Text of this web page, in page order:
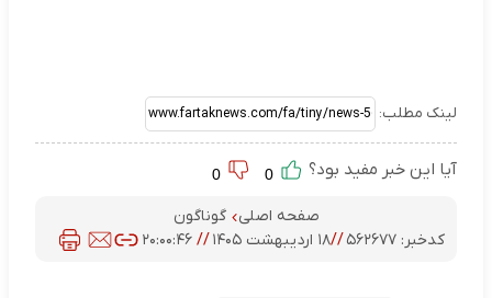
لینک مطلب:
آیا این خبر مفید بود؟
صفحه اصلی
گوناگون
کدخبر: ۵۶۲۶۷۷ //۱۸ اردیبهشت ۱۴۰۵ // ۲۰:۰۰:۴۶